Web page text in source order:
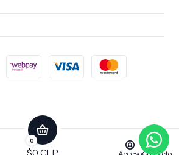
0 Desarrollado por Jumpseller.